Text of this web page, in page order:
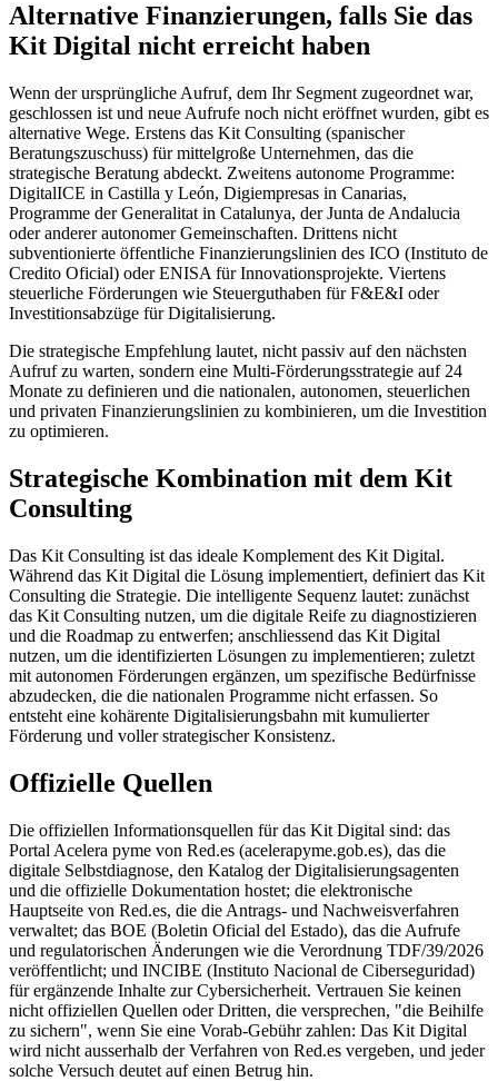
Alternative Finanzierungen, falls Sie das
Kit Digital nicht erreicht haben
Wenn der ursprüngliche Aufruf, dem Ihr Segment zugeordnet war,
geschlossen ist und neue Aufrufe noch nicht eröffnet wurden, gibt es
alternative Wege. Erstens das Kit Consulting (spanischer
Beratungszuschuss) für mittelgroße Unternehmen, das die
strategische Beratung abdeckt. Zweitens autonome Programme:
DigitalICE in Castilla y León, Digiempresas in Canarias,
Programme der Generalitat in Catalunya, der Junta de Andalucia
oder anderer autonomer Gemeinschaften. Drittens nicht
subventionierte öffentliche Finanzierungslinien des ICO (Instituto de
Credito Oficial) oder ENISA für Innovationsprojekte. Viertens
steuerliche Förderungen wie Steuerguthaben für F&E&I oder
Investitionsabzüge für Digitalisierung.
Die strategische Empfehlung lautet, nicht passiv auf den nächsten
Aufruf zu warten, sondern eine Multi-Förderungsstrategie auf 24
Monate zu definieren und die nationalen, autonomen, steuerlichen
und privaten Finanzierungslinien zu kombinieren, um die Investition
zu optimieren.
Strategische Kombination mit dem Kit
Consulting
Das Kit Consulting ist das ideale Komplement des Kit Digital.
Während das Kit Digital die Lösung implementiert, definiert das Kit
Consulting die Strategie. Die intelligente Sequenz lautet: zunächst
das Kit Consulting nutzen, um die digitale Reife zu diagnostizieren
und die Roadmap zu entwerfen; anschliessend das Kit Digital
nutzen, um die identifizierten Lösungen zu implementieren; zuletzt
mit autonomen Förderungen ergänzen, um spezifische Bedürfnisse
abzudecken, die die nationalen Programme nicht erfassen. So
entsteht eine kohärente Digitalisierungsbahn mit kumulierter
Förderung und voller strategischer Konsistenz.
Offizielle Quellen
Die offiziellen Informationsquellen für das Kit Digital sind: das
Portal Acelera pyme von Red.es (acelerapyme.gob.es), das die
digitale Selbstdiagnose, den Katalog der Digitalisierungsagenten
und die offizielle Dokumentation hostet; die elektronische
Hauptseite von Red.es, die die Antrags- und Nachweisverfahren
verwaltet; das BOE (Boletin Oficial del Estado), das die Aufrufe
und regulatorischen Änderungen wie die Verordnung TDF/39/2026
veröffentlicht; und INCIBE (Instituto Nacional de Ciberseguridad)
für ergänzende Inhalte zur Cybersicherheit. Vertrauen Sie keinen
nicht offiziellen Quellen oder Dritten, die versprechen, "die Beihilfe
zu sichern", wenn Sie eine Vorab-Gebühr zahlen: Das Kit Digital
wird nicht ausserhalb der Verfahren von Red.es vergeben, und jeder
solche Versuch deutet auf einen Betrug hin.